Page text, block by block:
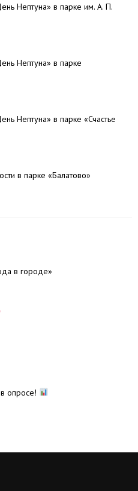
Нептуна» в парке им. А. П.
Нептуна» в парке
Нептуна» в парке «Счастье
в парке «Балатово»
в городе»
опросе!